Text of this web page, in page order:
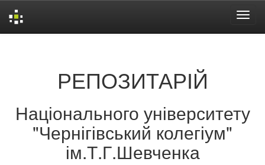
РЕПОЗИТАРІЙ
Національного університету
"Чернігівський колегіум"
ім.Т.Г.Шевченка